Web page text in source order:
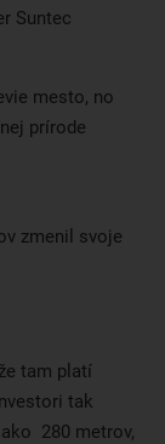
Suntec
mesto, no
prírode
zmenil svoje
tam platí
tak
280 metrov,